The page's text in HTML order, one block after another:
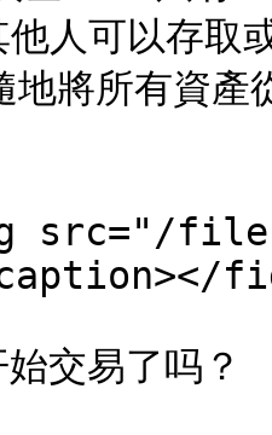
人可以存取
地將所有資
src="/
交易了吗？